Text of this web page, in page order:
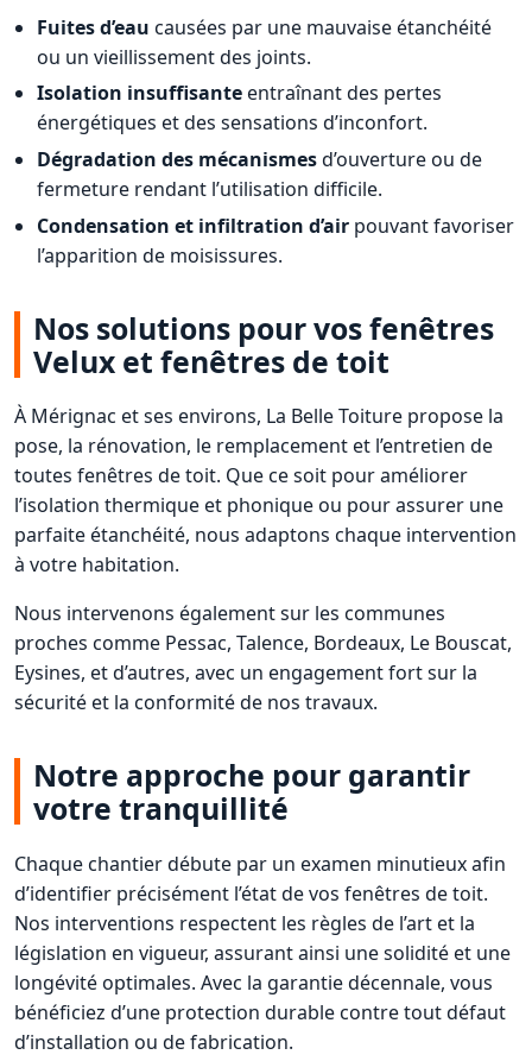
Fuites d’eau causées par une mauvaise étanchéité
ou un vieillissement des joints.
Isolation insuffisanteentraînant des pertes
énergétiques et des sensations d’inconfort.
Dégradation des mécanismesd’ouverture ou de
fermeture rendant l’utilisation difficile.
Condensation et infiltration d’air pouvant favoriser
l’apparition de moisissures.
Nos solutions pour vos fenêtres
Velux et fenêtres de toit
À Mérignac et ses environs, La Belle Toiture propose la
pose, la rénovation, le remplacement et l’entretien de
toutes fenêtres de toit. Que ce soit pour améliorer
l’isolation thermique et phonique ou pour assurer une
parfaite étanchéité, nous adaptons chaque intervention
à votre habitation.
Nous intervenons également sur les communes
proches comme Pessac, Talence, Bordeaux, Le Bouscat,
Eysines, et d’autres, avec un engagement fort sur la
sécurité et la conformité de nos travaux.
Notre approche pour garantir
votre tranquillité
Chaque chantier débute par un examen minutieux afin
d’identifier précisément l’état de vos fenêtres de toit.
Nos interventions respectent les règles de l’art et la
législation en vigueur, assurant ainsi une solidité et une
longévité optimales. Avec la garantie décennale, vous
bénéficiez d’une protection durable contre tout défaut
d’installation ou de fabrication.